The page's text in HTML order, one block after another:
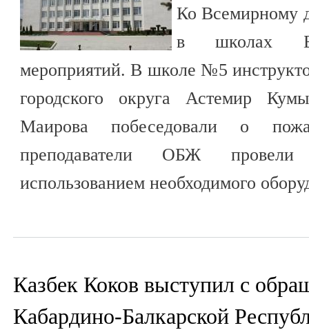
Ко Всемирному
в школах
мероприятий. В школе №5
городского округа Астемир
Маирова побеседовали о
преподаватели ОБЖ
использованием необходимого
Казбек Коков выступил с
Кабардино-Балкарской